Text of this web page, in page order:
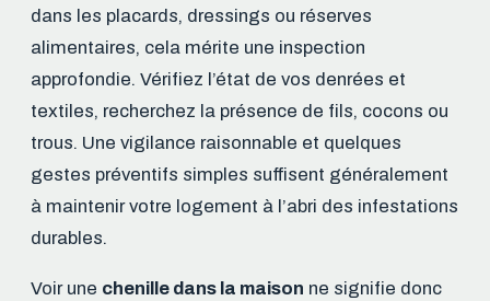
dans les placards, dressings ou réserves
alimentaires, cela mérite une inspection
approfondie. Vérifiez l’état de vos denrées et
textiles, recherchez la présence de fils, cocons ou
trous. Une vigilance raisonnable et quelques
gestes préventifs simples suffisent généralement
à maintenir votre logement à l’abri des infestations
durables.
Voir une chenille dans la maison ne signifie donc